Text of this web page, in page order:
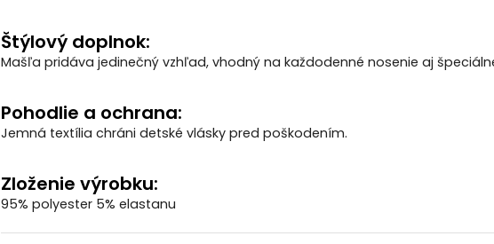
Štýlový doplnok:
Mašľa pridáva jedinečný vzhľad, vhodný na každodenné nosenie aj
Pohodlie a ochrana:
Jemná textília chráni detské vlásky pred poškodením.
Zloženie výrobku:
95% polyester 5% elastanu